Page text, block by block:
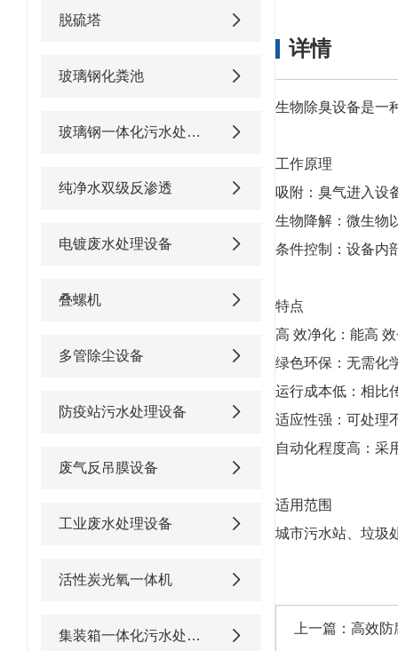
脱硫塔
玻璃钢化粪池
玻璃钢一体化污水处理设备
纯净水双级反渗透
电镀废水处理设备
叠螺机
多管除尘设备
防疫站污水处理设备
废气反吊膜设备
工业废水处理设备
活性炭光氧一体机
集装箱一体化污水处理设备
详情
生物除臭设备是一
工作原理
吸附：臭气进入设
生物降解：微生物
条件控制：设备内
特点
高 效净化：能高
绿色环保：无需化
运行成本低：相比
适应性强：可处理
自动化程度高：采
适用范围
城市污水站、垃圾
上一篇： 高效防